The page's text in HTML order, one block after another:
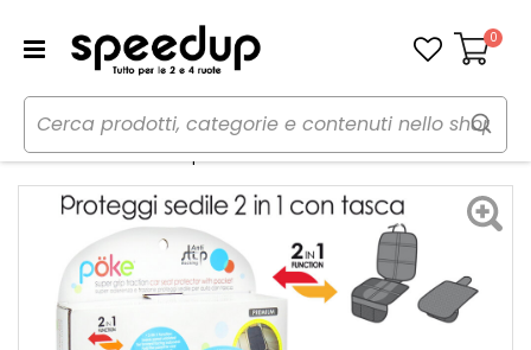
Carrello
0
Home Auto Bambini a bordo
Protezione sedile
Protezione sedile completa Premium - POKE